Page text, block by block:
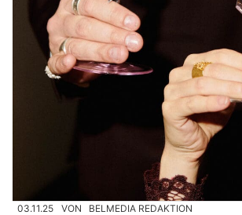
03.11.25 VON BELMEDIA REDAKTION